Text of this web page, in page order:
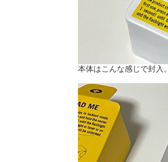
本体はこんな感じで封入。